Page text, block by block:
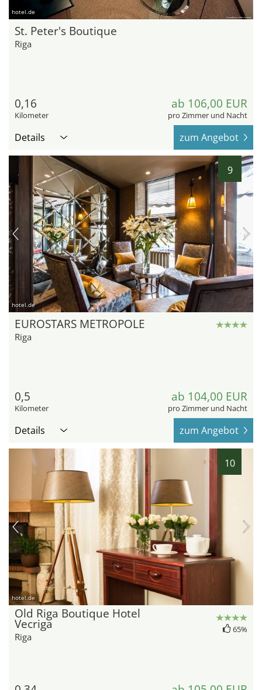
hotel.de
St. Peter's Boutique
Riga
0,16
Kilometer
ab 106,00 EUR
pro Zimmer und Nacht
Details zum Angebot
9
hotel.de
EUROSTARS METROPOLE
Riga
0,5
Kilometer
ab 104,00 EUR
pro Zimmer und Nacht
Details zum Angebot
10
hotel.de
Old Riga Boutique Hotel
Vecriga
Riga
65%